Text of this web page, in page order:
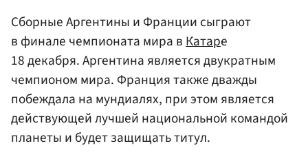
Сборные Аргентины и Франции сыграют
в финале чемпионата мира в Катаре
18 декабря. Аргентина является двукратным
чемпионом мира. Франция также дважды
побеждала на мундиалях, при этом является
действующей лучшей национальной командой
планеты и будет защищать титул.